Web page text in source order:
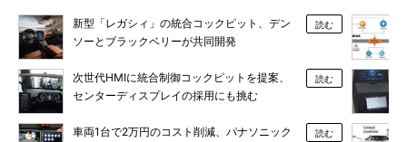
新型「レガシィ」の統合コックピット、デン
ソーとブラックベリーが共同開発
読む
次世代HMIに統合制御コックピットを提案、
センターディスプレイの採用にも挑む
読む
車両1台で2万円のコスト削減、パナソニック
読む